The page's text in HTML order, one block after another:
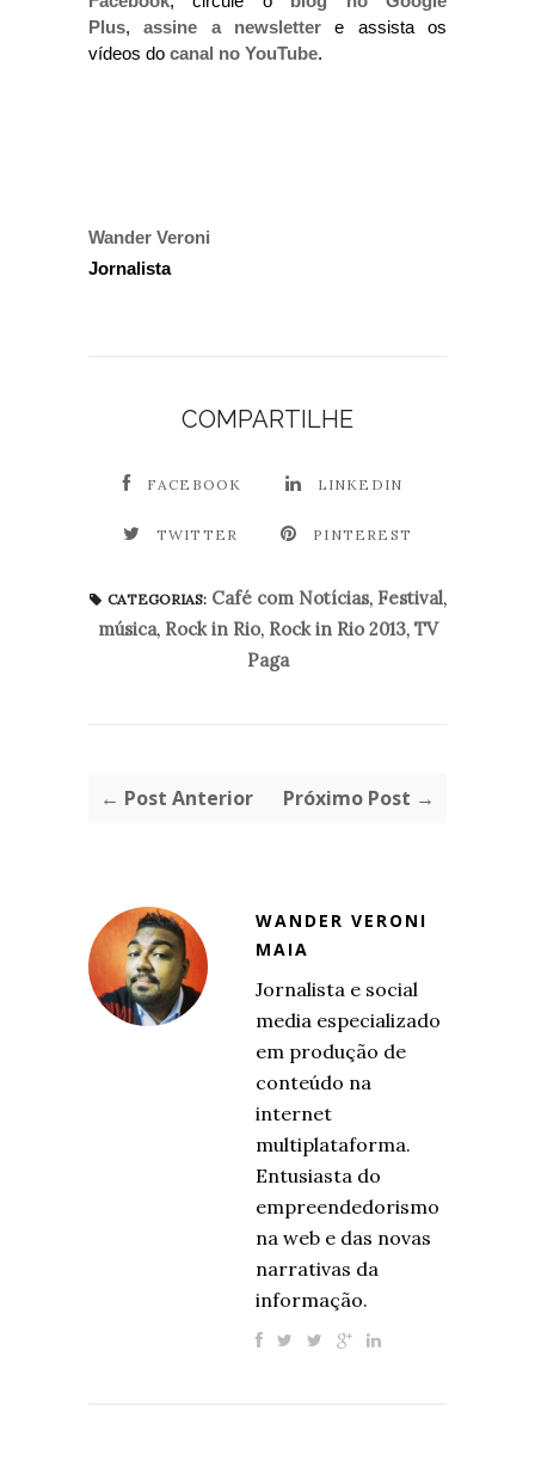
Plus,assine a newsletter e assista os
vídeos do canal no YouTube.
Wander Veroni
Jornalista
COMPARTILHE
FACEBOOK LINKEDIN
TWITTER PINTEREST
CATEGORIAS: Café com Notícias, Festival,
música, Rock in Rio, Rock in Rio 2013, TV
Paga
← Post Anterior Próximo Post →
WANDER VERONI
MAIA
Jornalista e social
media especializado
em produção de
conteúdo na
internet
multiplataforma.
Entusiasta do
empreendedorismo
na web e das novas
narrativas da
informação.